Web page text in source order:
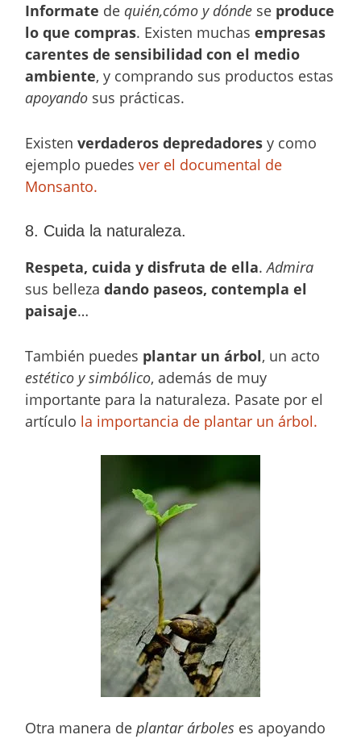
Informate de quién,cómo y dónde se produce
lo que compras. Existen muchasempresas
carentes de sensibilidad con el medio
ambiente, y comprando sus productos estas
apoyando sus prácticas.
Existenverdaderos depredadores y como
ejemplo puedesver el documental de
Monsanto.
8. Cuida la naturaleza.
Respeta, cuida y disfruta de ella.Admira
sus bellezadando paseos, contempla el
paisaje…
También puedes plantar un árbol, un acto
estético y simbólico, además de muy
importante para la naturaleza. Pasate por el
artículo la importancia de plantar un árbol.
Otra manera deplantar árboles es apoyando